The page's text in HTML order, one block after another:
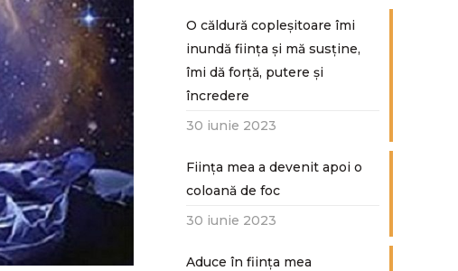
O căldură copleșitoare îmi
inundă ființa și mă susține,
îmi dă forță, putere și
încredere
30 iunie 2023
Ființa mea a devenit apoi o
coloană de foc
30 iunie 2023
Aduce în ființa mea